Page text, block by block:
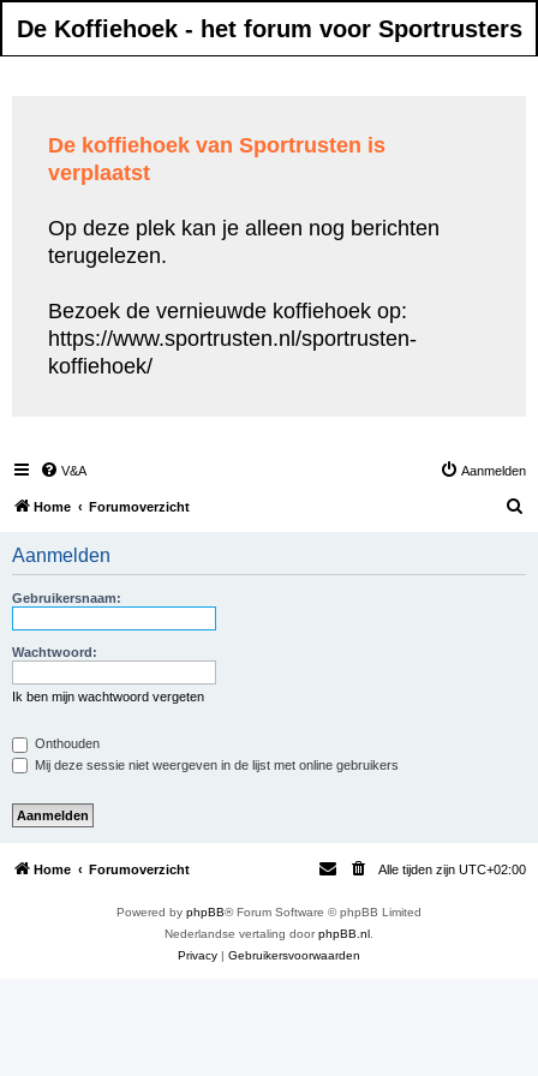
De Koffiehoek - het forum voor Sportrusters
De koffiehoek van Sportrusten is
verplaatst
Op deze plek kan je alleen nog berichten
terugelezen.
Bezoek de vernieuwde koffiehoek op:
https://www.sportrusten.nl/sportrusten-
koffiehoek/
V&A Aanmelden
Home Forumoverzicht
Aanmelden
Gebruikersnaam:
Wachtwoord:
Ik ben mijn wachtwoord vergeten
Onthouden
Mij deze sessie niet weergeven in de lijst met online gebruikers
Home Forumoverzicht Alle tijden zijn UTC+02:00
Powered by phpBB® Forum Software © phpBB Limited
Nederlandse vertaling doorphpBB.nl.
Privacy | Gebruikersvoorwaarden